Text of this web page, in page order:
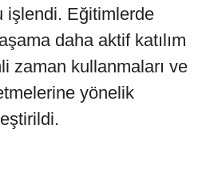
işlendi. Eğitimlerde
daha aktif katılım
zaman kullanmaları ve
yönelik